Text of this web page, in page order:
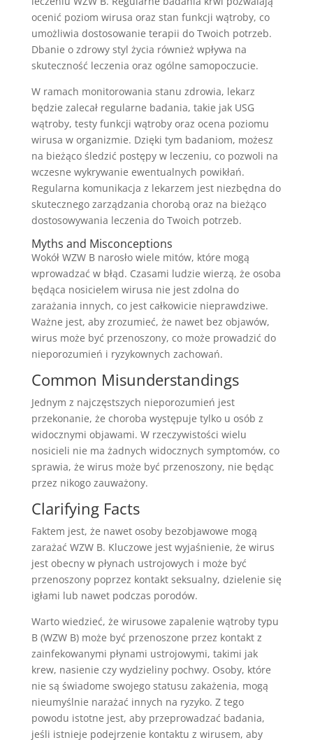
ocenić poziom wirusa oraz stan funkcji wątroby, co
umożliwia dostosowanie terapii do Twoich potrzeb.
Dbanie o zdrowy styl życia również wpływa na
skuteczność leczenia oraz ogólne samopoczucie.
W ramach monitorowania stanu zdrowia, lekarz
będzie zalecał regularne badania, takie jak USG
wątroby, testy funkcji wątroby oraz ocena poziomu
wirusa w organizmie. Dzięki tym badaniom, możesz
na bieżąco śledzić postępy w leczeniu, co pozwoli na
wczesne wykrywanie ewentualnych powikłań.
Regularna komunikacja z lekarzem jest niezbędna do
skutecznego zarządzania chorobą oraz na bieżąco
dostosowywania leczenia do Twoich potrzeb.
Myths and Misconceptions
Wokół WZW B narosło wiele mitów, które mogą
wprowadzać w błąd. Czasami ludzie wierzą, że osoba
będąca nosicielem wirusa nie jest zdolna do
zarażania innych, co jest całkowicie nieprawdziwe.
Ważne jest, aby zrozumieć, że nawet bez objawów,
wirus może być przenoszony, co może prowadzić do
nieporozumień i ryzykownych zachowań.
Common Misunderstandings
Jednym z najczęstszych nieporozumień jest
przekonanie, że choroba występuje tylko u osób z
widocznymi objawami. W rzeczywistości wielu
nosicieli nie ma żadnych widocznych symptomów, co
sprawia, że wirus może być przenoszony, nie będąc
przez nikogo zauważony.
Clarifying Facts
Faktem jest, że nawet osoby bezobjawowe mogą
zarażać WZW B. Kluczowe jest wyjaśnienie, że wirus
jest obecny w płynach ustrojowych i może być
przenoszony poprzez kontakt seksualny, dzielenie się
igłami lub nawet podczas porodów.
Warto wiedzieć, że wirusowe zapalenie wątroby typu
B (WZW B) może być przenoszone przez kontakt z
zainfekowanymi płynami ustrojowymi, takimi jak
krew, nasienie czy wydzieliny pochwy. Osoby, które
nie są świadome swojego statusu zakażenia, mogą
nieumyślnie narażać innych na ryzyko. Z tego
powodu istotne jest, aby przeprowadzać badania,
jeśli istnieje podejrzenie kontaktu z wirusem, aby